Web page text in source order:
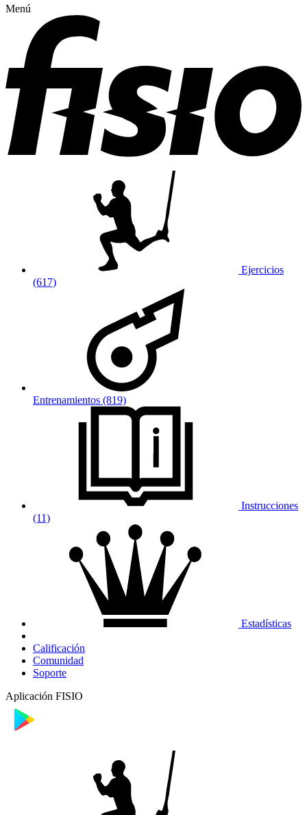
Menú
Ejercicios
(617)
Entrenamientos (819)
Instrucciones
(11)
Estadísticas
Calificación
Comunidad
Soporte
Aplicación FISIO